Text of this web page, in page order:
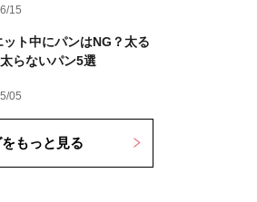
15
ット中にパンはNG？太る
らないパン5選
05
もっと見る